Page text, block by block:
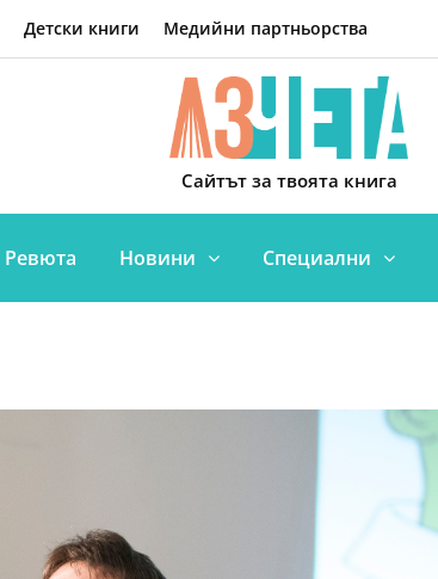
Детски книги Медийни партньорства
Сайтът за твоята книга
Ревюта Новини Специални